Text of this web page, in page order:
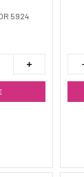
5924